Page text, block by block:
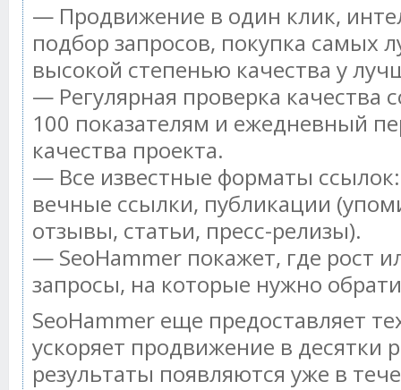
— Продвижение в один клик,
подбор запросов, покупка самых
высокой степенью качества у
— Регулярная проверка качества
100 показателям и ежедневный
качества проекта.
— Все известные форматы
вечные ссылки, публикации
отзывы, статьи, пресс-релизы).
— SeoHammer покажет, где рост
запросы, на которые нужно
SeoHammer еще предоставляет
ускоряет продвижение в десятки
результаты появляются уже в